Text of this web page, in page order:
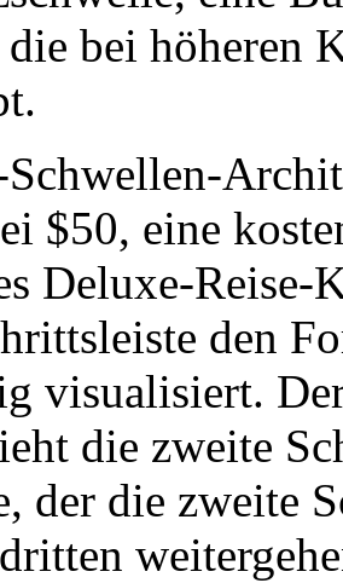
bei höheren
$50, eine
Deluxe-
den
visualisiert.
die zweite
der die zweite